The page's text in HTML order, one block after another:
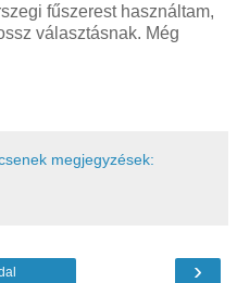
fűszerest használtam,
választásnak. Még
megjegyzések:
›